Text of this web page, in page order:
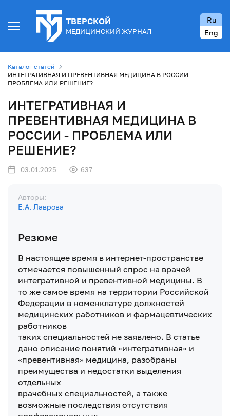
ТВЕРСКОЙ
МЕДИЦИНСКИЙ ЖУРНАЛ
Ru
Eng
Каталог статей
ИНТЕГРАТИВНАЯ И ПРЕВЕНТИВНАЯ МЕДИЦИНА В РОССИИ -
ПРОБЛЕМА ИЛИ РЕШЕНИЕ?
ИНТЕГРАТИВНАЯ И
ПРЕВЕНТИВНАЯ МЕДИЦИНА В
РОССИИ - ПРОБЛЕМА ИЛИ
РЕШЕНИЕ?
03.01.2025 637
Авторы:
Е.А. Лаврова
Резюме
В настоящее время в интернет-пространстве
отмечается повышенный спрос на врачей
интегративной и превентивной медицины. В
то же самое время на территории Российской
Федерации в номенклатуре должностей
медицинских работников и фармацевтических
работников
таких специальностей не заявлено. В статье
дано описание понятий «интегративная» и
«превентивная» медицина, разобраны
преимущества и недостатки выделения
отдельных
врачебных специальностей, а также
возможные последствия отсутствия